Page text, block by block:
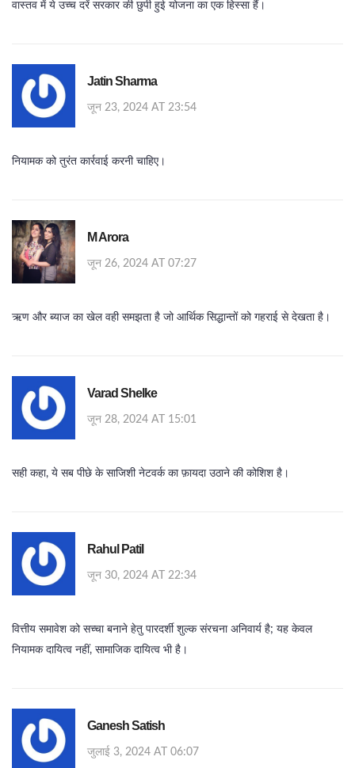
वास्तव में ये उच्च दरें सरकार की छुपी हुई योजना का एक हिस्सा हैं।
Jatin Sharma
जून 23, 2024 AT 23:54
नियामक को तुरंत कार्रवाई करनी चाहिए।
M Arora
जून 26, 2024 AT 07:27
ऋण और ब्याज का खेल वही समझता है जो आर्थिक सिद्धान्तों को गहराई से देखता है।
Varad Shelke
जून 28, 2024 AT 15:01
सही कहा, ये सब पीछे के साजिशी नेटवर्क का फ़ायदा उठाने की कोशिश है।
Rahul Patil
जून 30, 2024 AT 22:34
वित्तीय समावेश को सच्चा बनाने हेतु पारदर्शी शुल्क संरचना अनिवार्य है; यह केवल
नियामक दायित्व नहीं, सामाजिक दायित्व भी है।
Ganesh Satish
जुलाई 3, 2024 AT 06:07